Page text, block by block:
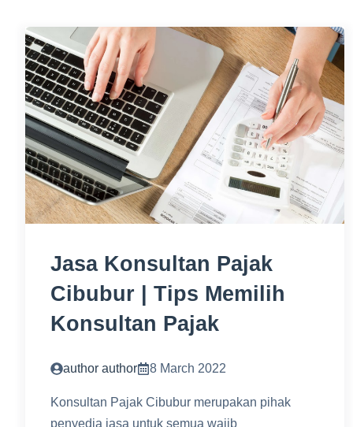
Jasa Konsultan Pajak
Cibubur | Tips Memilih
Konsultan Pajak
author author 8 March 2022
Konsultan Pajak Cibubur merupakan pihak
penyedia jasa untuk semua wajib